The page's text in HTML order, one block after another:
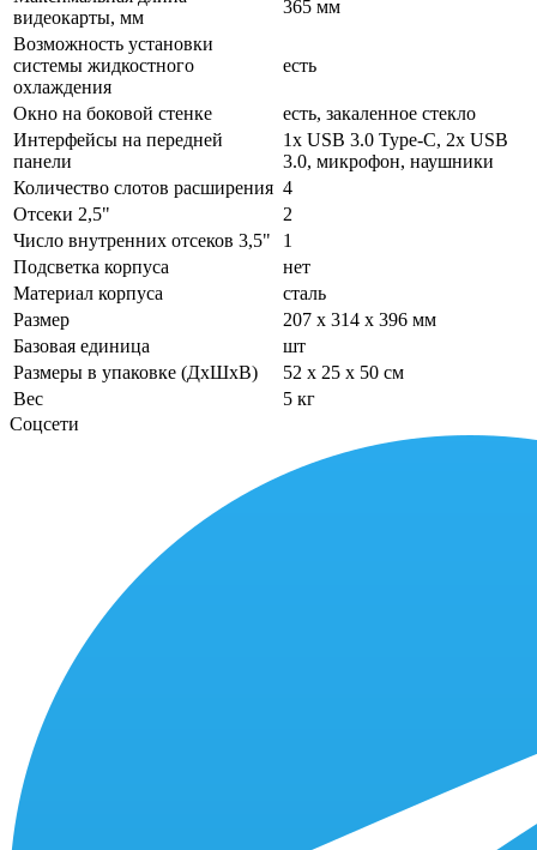
видеокарты, мм
365 мм
Возможность установки
системы жидкостного
охлаждения
есть
Окно на боковой стенке
есть, закаленное стекло
Интерфейсы на передней
панели
1x USB 3.0 Type-C, 2x USB
3.0, микрофон, наушники
Количество слотов расширения 4
Отсеки 2,5"
2
Число внутренних отсеков 3,5"
1
Подсветка корпуса
нет
Материал корпуса
сталь
Размер
207 x 314 x 396 мм
Базовая единица
шт
Размеры в упаковке (ДхШхВ)
52 x 25 x 50 см
Вес
5 кг
Соцсети